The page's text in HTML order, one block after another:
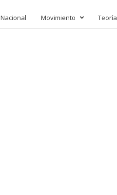
Nacional Movimiento Teoría